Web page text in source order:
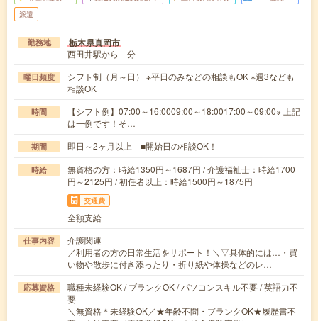
派遣
勤務地 栃木県真岡市
西田井駅から---分
曜日頻度
シフト制（月～日） ※平日のみなどの相談もOK ※週3なども
相談OK
時間
【シフト例】07:00～16:0009:00～18:0017:00～09:00※ 上記
は一例です！そ…
期間 即日～2ヶ月以上 ■開始日の相談OK！
時給
無資格の方：時給1350円～1687円 / 介護福祉士：時給1700
円～2125円 / 初任者以上：時給1500円～1875円
交通費
全額支給
仕事内容
介護関連
／利用者の方の日常生活をサポート！＼▽具体的には…・買
い物や散歩に付き添ったり・折り紙や体操などのレ…
応募資格
職種未経験OK / ブランクOK / パソコンスキル不要 / 英語力不
要
＼無資格＊未経験OK／★年齢不問・ブランクOK★履歴書不